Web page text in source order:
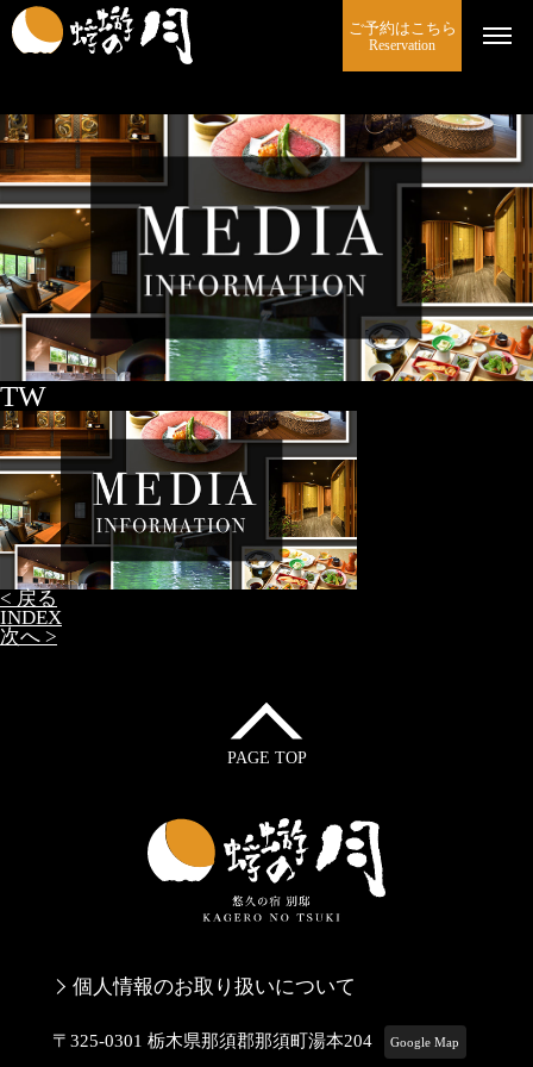
ご予約はこちら
Reservation
TW
< 戻る
INDEX
次へ >
PAGE TOP
個人情報のお取り扱いについて
〒325-0301 栃木県那須郡那須町湯本204 Google Map